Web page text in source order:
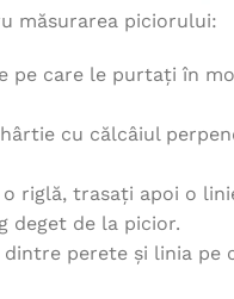
măsurarea piciorului:
pe care le purtați în
cu călcâiul
riglă, trasați apoi o
deget de la picior.
perete și linia pe